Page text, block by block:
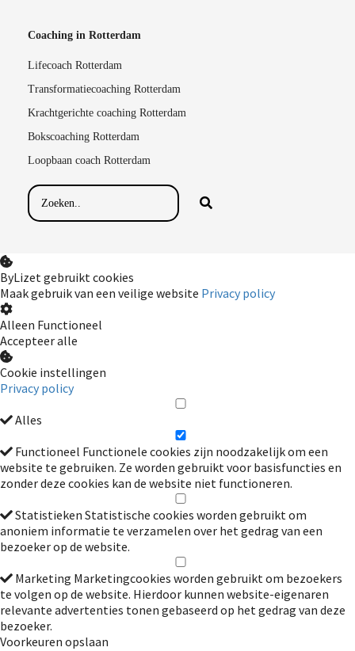
Coaching in Rotterdam
Lifecoach Rotterdam
Transformatiecoaching Rotterdam
Krachtgerichte coaching Rotterdam
Bokscoaching Rotterdam
Loopbaan coach Rotterdam
ByLizet gebruikt cookies
Maak gebruik van een veilige website Privacy policy
Alleen Functioneel
Accepteer alle
Cookie instellingen
Privacy policy
Alles
Functioneel Functionele cookies zijn noodzakelijk om een
website te gebruiken. Ze worden gebruikt voor basisfuncties en
zonder deze cookies kan de website niet functioneren.
Statistieken Statistische cookies worden gebruikt om
anoniem informatie te verzamelen over het gedrag van een
bezoeker op de website.
Marketing Marketingcookies worden gebruikt om bezoekers
te volgen op de website. Hierdoor kunnen website-eigenaren
relevante advertenties tonen gebaseerd op het gedrag van deze
bezoeker.
Voorkeuren opslaan